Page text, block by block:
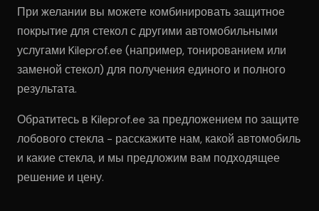
При желании вы можете комбинировать защитное
покрытие для стекол с другими автомобильными
услугами Kileprof.ee (например, тонированием или
заменой стекол) для получения единого и полного
результата.
Обратитесь в Kileprof.ee за предложением по защите
лобового стекла - расскажите нам, какой автомобиль
и какие стекла, и мы предложим вам подходящее
решение и цену.